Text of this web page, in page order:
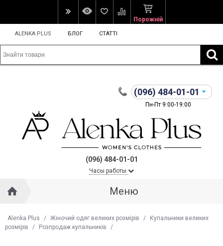
Порожній
ALENKA PLUS БЛОГ СТАТТІ
(096) 484-01-01
Пн-Пт 9:00-19:00
(096) 484-01-01
Часы работы
Меню
Alenka Plus / Жіночий одяг великих розмірів /
Купальники великих
розмірів
/ Розпродаж купальників /